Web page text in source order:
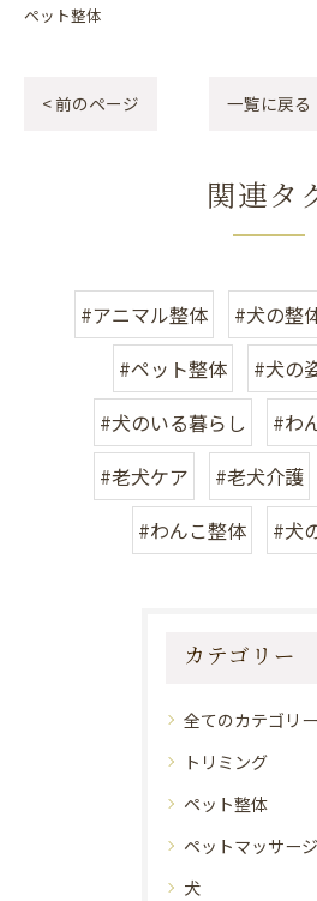
ペット整体
< 前のページ 一覧に戻る
関連タ
#アニマル整体 #犬の整
#ペット整体
#犬の
#犬のいる暮らし
#わ
#老犬ケア
#老犬介護
#わんこ整体
#犬
カテゴリー
全てのカテゴリー
トリミング
ペット整体
ペットマッサージ
犬